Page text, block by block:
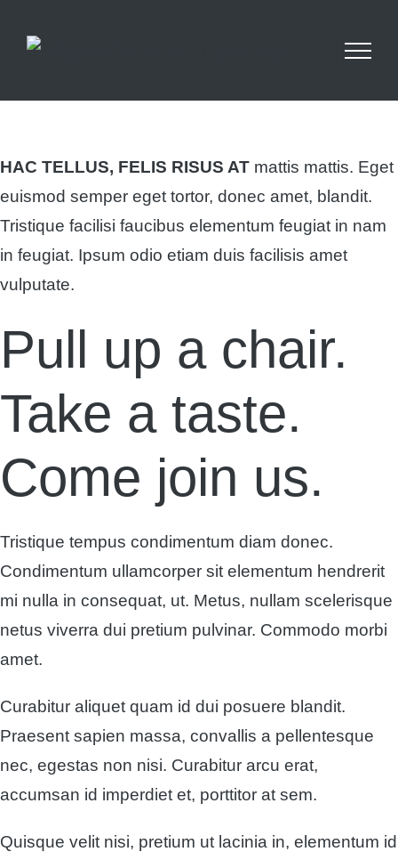
HAC TELLUS, FELIS RISUS AT mattis mattis. Eget
euismod semper eget tortor, donec amet, blandit.
Tristique facilisi faucibus elementum feugiat in nam
in feugiat. Ipsum odio etiam duis facilisis amet
vulputate.
Pull up a chair.
Take a taste.
Come join us.
Tristique tempus condimentum diam donec.
Condimentum ullamcorper sit elementum hendrerit
mi nulla in consequat, ut. Metus, nullam scelerisque
netus viverra dui pretium pulvinar. Commodo morbi
amet.
Curabitur aliquet quam id dui posuere blandit.
Praesent sapien massa, convallis a pellentesque
nec, egestas non nisi. Curabitur arcu erat,
accumsan id imperdiet et, porttitor at sem.
Quisque velit nisi, pretium ut lacinia in, elementum id
geschlossen. Ab dem 26.09 sind wir wieder für